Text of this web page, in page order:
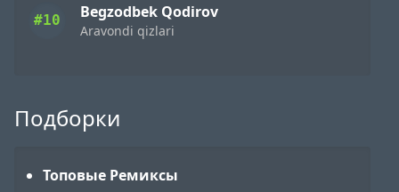
#10 Begzodbek Qodirov
Aravondi qizlari
Подборки
Топовые Ремиксы